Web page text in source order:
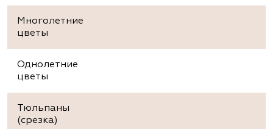
Многолетние
цветы
Однолетние
цветы
Тюльпаны
(срезка)